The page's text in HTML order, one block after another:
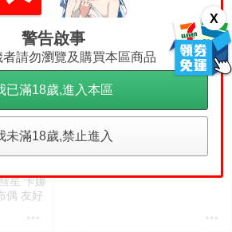
X
星 卡娜
偶 友好
カナヘ
ぬいぐ
星工坊 崩壞 星穹鐵道 黑塔 動漫
抱枕套 等身抱枕套 枕頭套
警告啟事
者請勿瀏覽及購買本區商品
已滿18歲,進入本區
未滿18歲,禁止進入